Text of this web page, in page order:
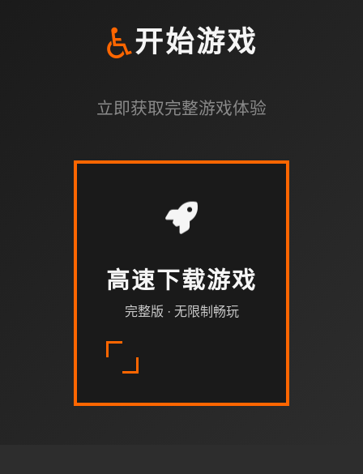
♿开始游戏
立即获取完整游戏体验
高速下载游戏
完整版 · 无限制畅玩